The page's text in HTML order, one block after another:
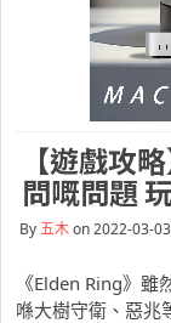
【遊戲攻
問嘅問題
By五木on 2022-03-03
《Elden Ring》
喺大樹守衛、惡兆